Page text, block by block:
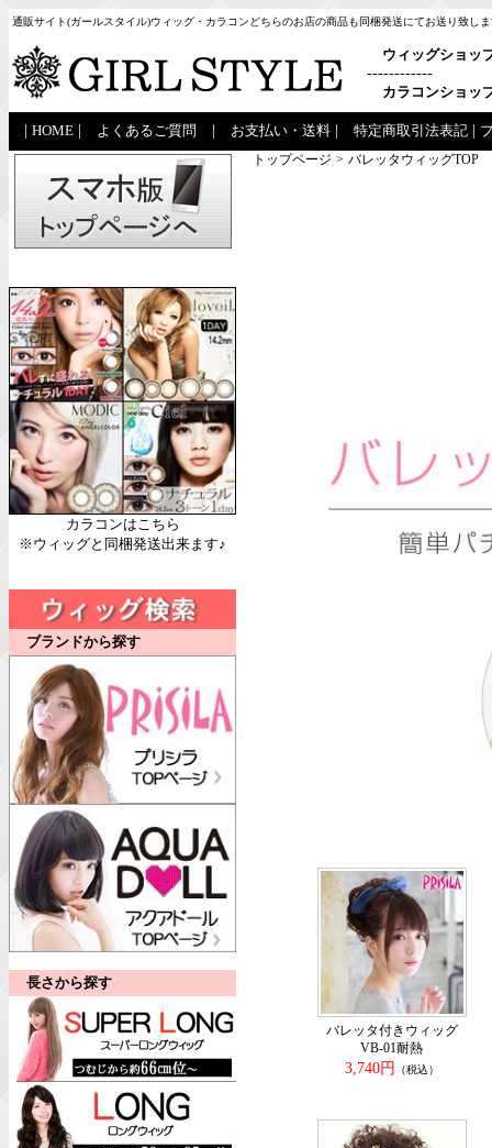
通販サイト(ガールスタイル)ウィッグ・カラコンどちらのお店の商品も同梱発送にてお送り致し
ウィッグショッ
------------
カラコンショッ
HOME よくあるご質問 お支払い・送料 特定商取引法表記
カラコンはこちら
※ウィッグと同梱発送出来ます♪
ブランドから探す
長さから探す
トップページ > バレッタウィッグTOP
バレッタ付きウィッグ
VB-01耐熱
3,740円
（税込）